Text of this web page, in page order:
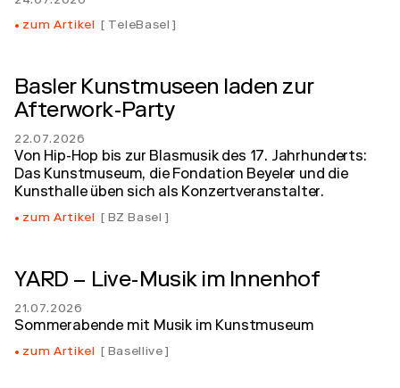
zum Artikel
TeleBasel
Basler Kunstmuseen laden zur
Afterwork-Party
22.07.2026
Von Hip-Hop bis zur Blasmusik des 17. Jahrhunderts:
Das Kunstmuseum, die Fondation Beyeler und die
Kunsthalle üben sich als Konzertveranstalter.
zum Artikel BZ Basel
YARD – Live-Musik im Innenhof
21.07.2026
Sommerabende mit Musik im Kunstmuseum
zum Artikel Basellive